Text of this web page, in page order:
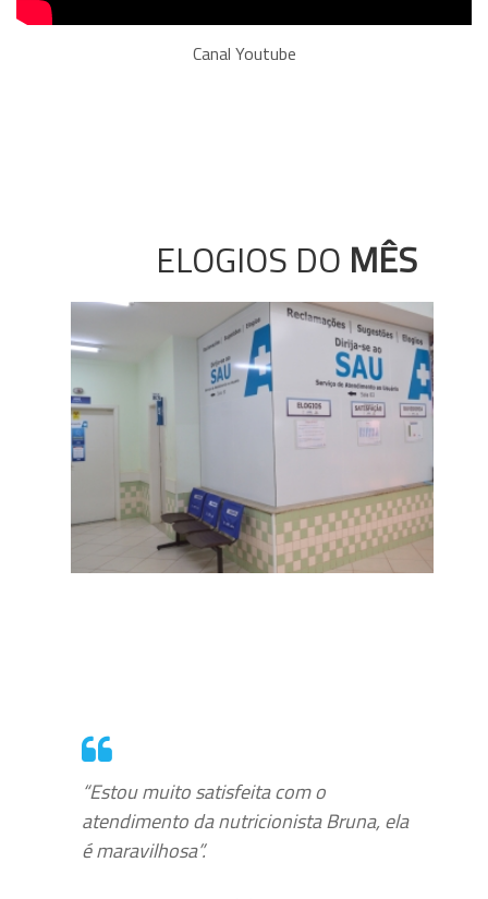
Canal Youtube
ELOGIOS DO MÊS
“Estou muito satisfeita com o
atendimento da nutricionista Bruna, ela
é maravilhosa”.